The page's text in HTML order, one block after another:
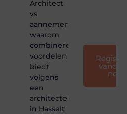
Architect
vs
aannemer:
waarom
combineren
voordelen
biedt
volgens
een
architectenbureau
in Hasselt
nog